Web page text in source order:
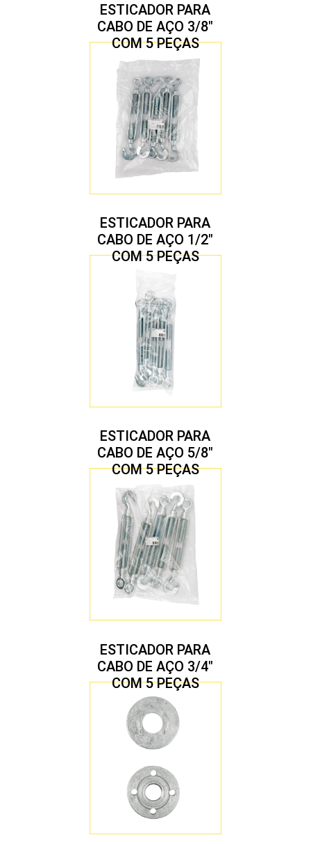
ESTICADOR PARA
CABO DE AÇO 3/8″
COM 5 PEÇAS
ESTICADOR PARA
CABO DE AÇO 1/2″
COM 5 PEÇAS
ESTICADOR PARA
CABO DE AÇO 5/8″
COM 5 PEÇAS
ESTICADOR PARA
CABO DE AÇO 3/4″
COM 5 PEÇAS